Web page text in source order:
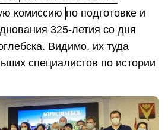
комиссию по подготовке и
325-летия со дня
Видимо, их туда
специалистов по истории